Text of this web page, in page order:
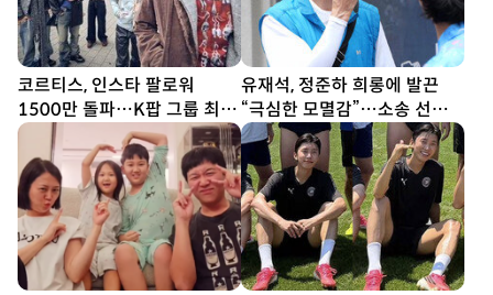
코르티스, 인스타 팔로워
1500만 돌파…K팝 그룹 최단
기간
유재석, 정준하 희롱에 발끈
“극심한 모멸감”…소송 선언
(놀뭐)